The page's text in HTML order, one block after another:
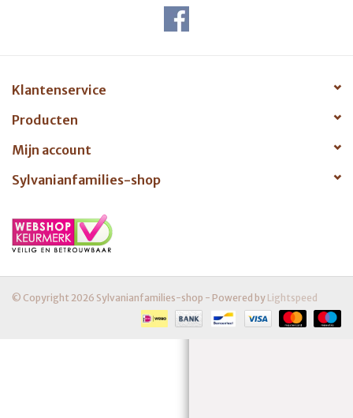
Klantenservice
Producten
Mijn account
Sylvanianfamilies-shop
© Copyright 2026 Sylvanianfamilies-shop - Powered by Lightspeed